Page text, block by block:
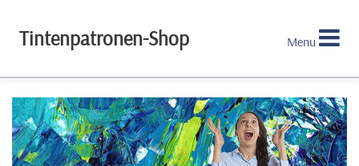
Tintenpatronen-Shop Menu